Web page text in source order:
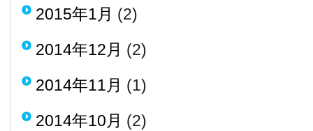
2015年1月 (2)
2014年12月 (2)
2014年11月 (1)
2014年10月 (2)